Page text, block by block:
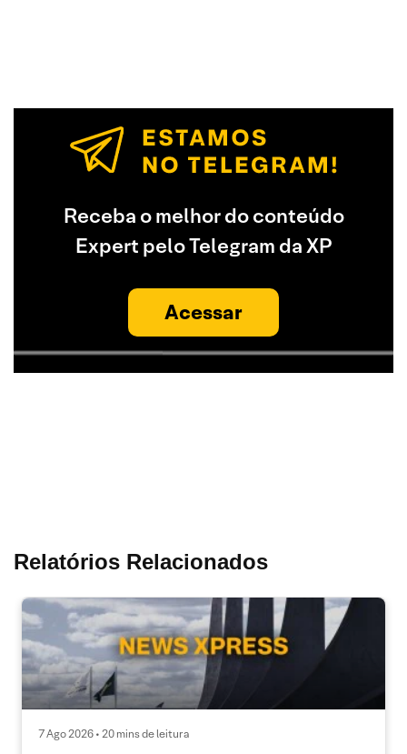
Receba o melhor do conteúdo
Expert pelo Telegram da XP
Acessar
Relatórios Relacionados
7 Ago 2026 • 20 mins de leitura